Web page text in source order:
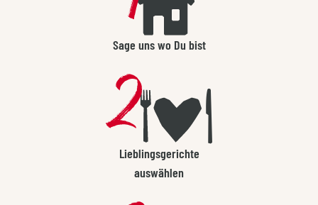
Sage uns wo Du bist
Lieblingsgerichte
auswählen